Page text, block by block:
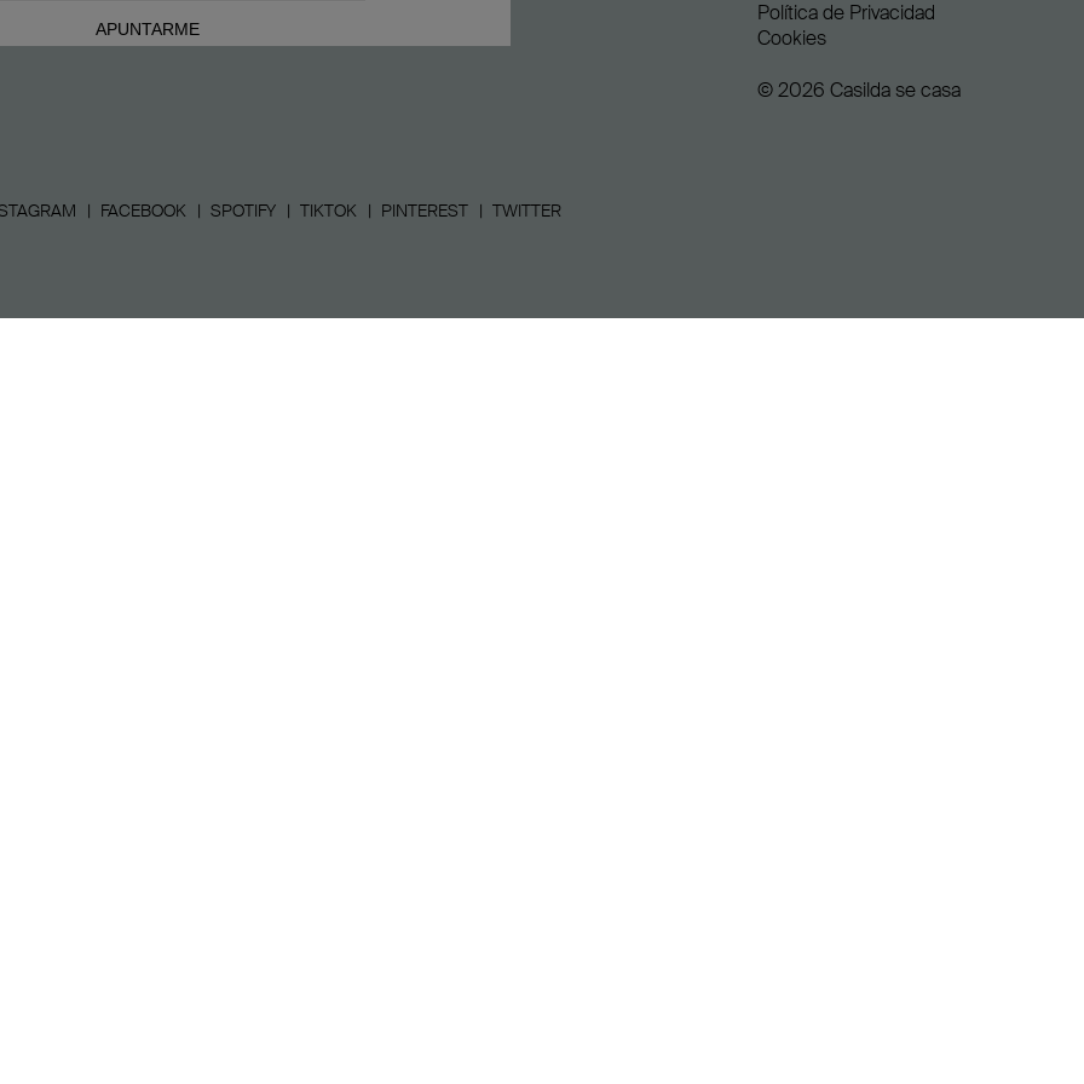
Política de Privacidad
Cookies
© 2026 Casilda se casa
FACEBOOK SPOTIFY TIKTOK PINTEREST TWITTER